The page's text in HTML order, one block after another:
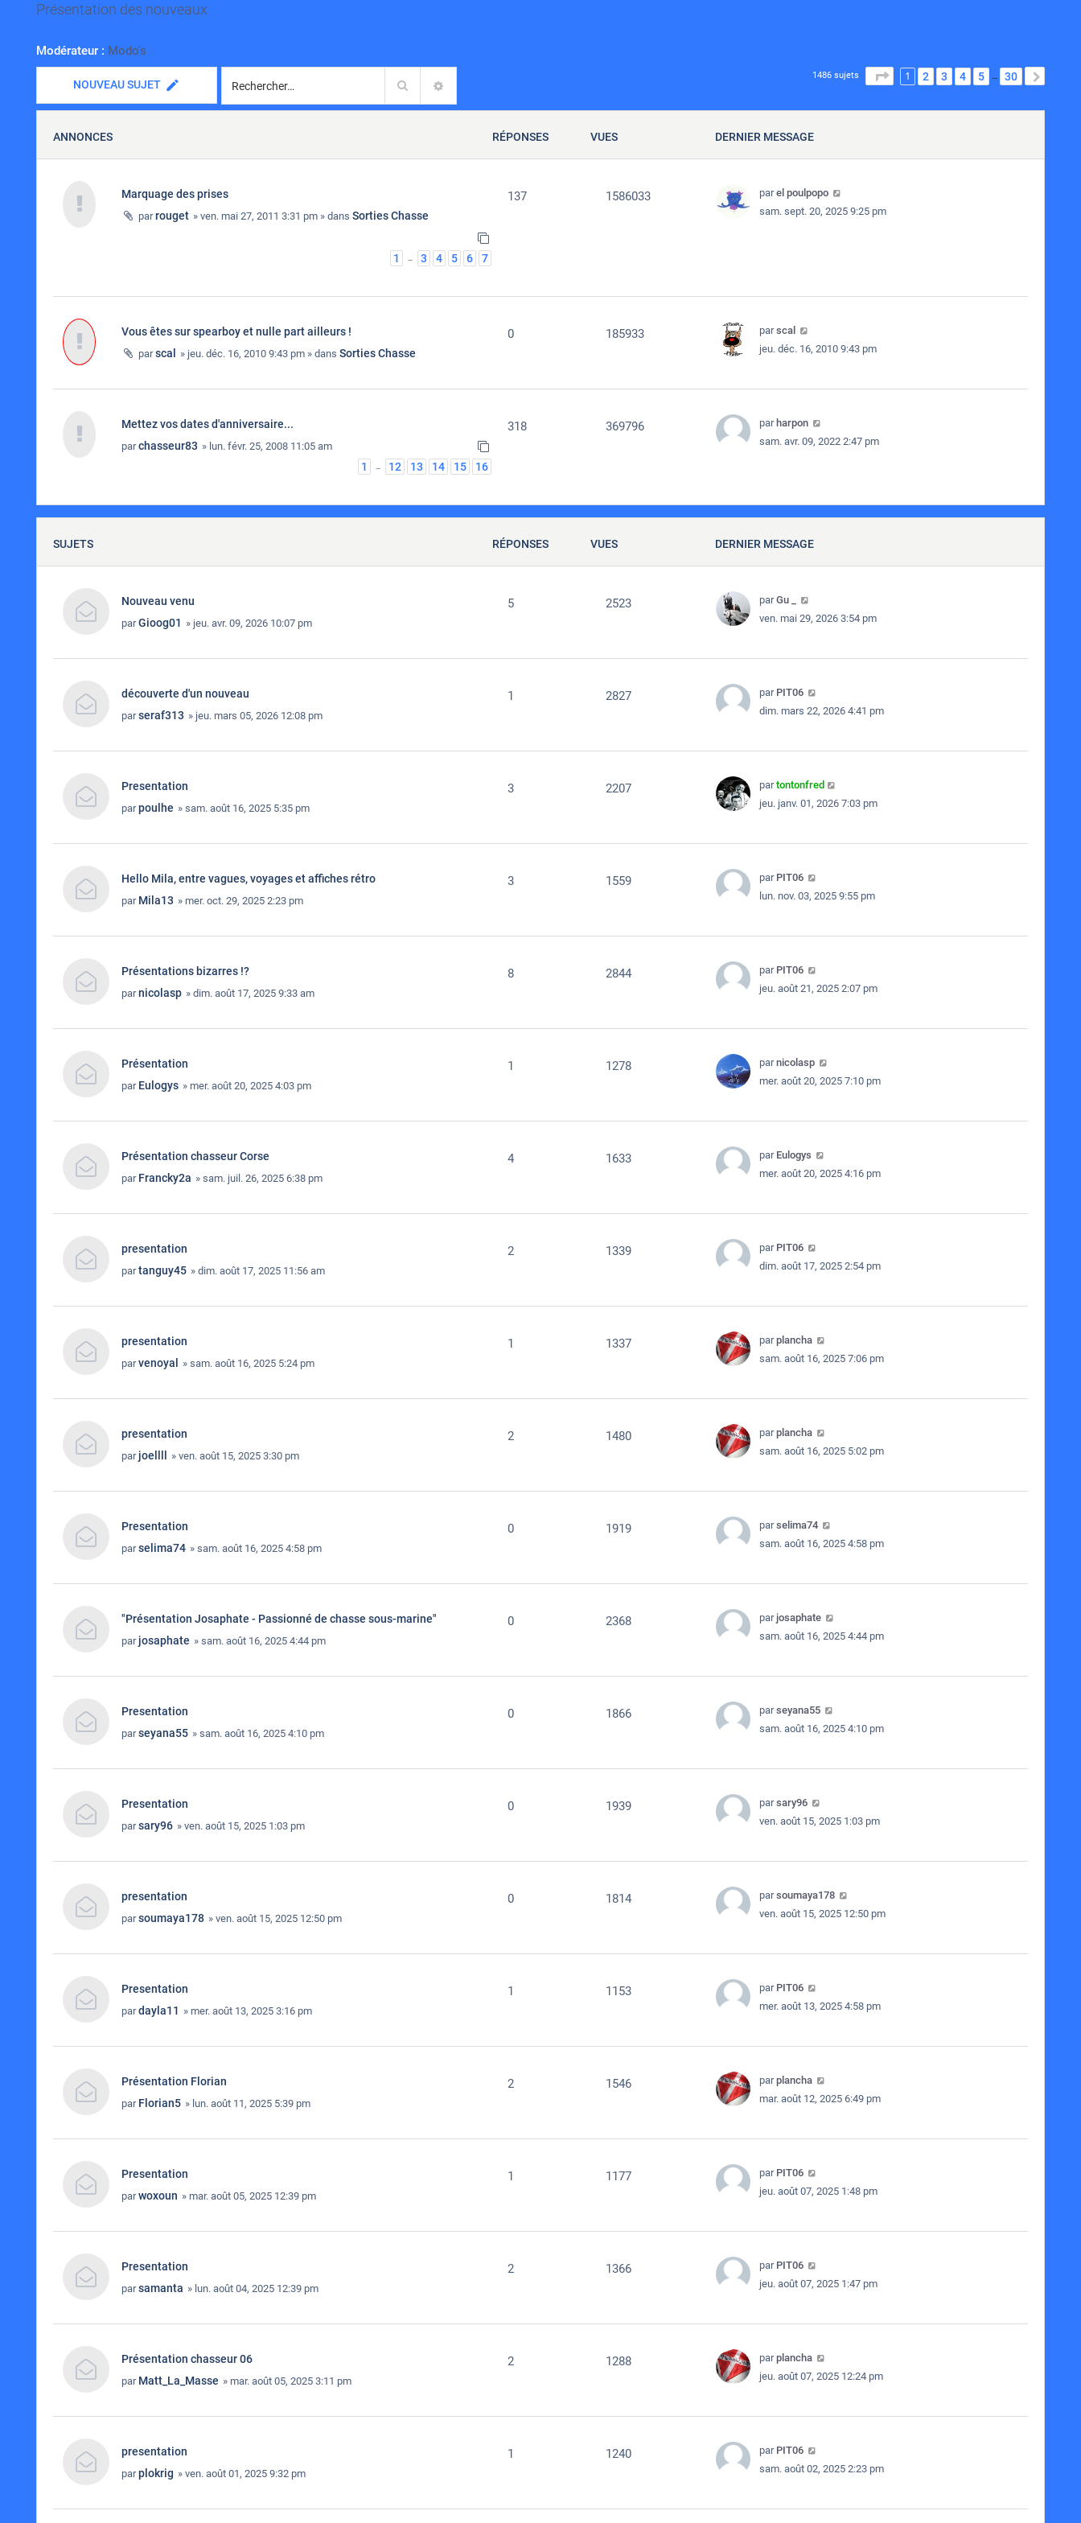
Présentation des nouveaux
Modérateur : Modo's
NOUVEAU SUJET Rechercher
1486 sujets PAGE 1SUR 30
1 2 3 4 5 … 30
ANNONCES RÉPONSES VUES DERNIER MESSAGE
Marquage des prises
parrouget » ven. mai 27, 2011 3:31 pm » dans Sorties Chasse
1 … 3 4 5 6 7
137 1586033 parel poulpopo
sam. sept. 20, 2025 9:25 pm
Vous êtes sur spearboy et nulle part ailleurs !
parscal » jeu. déc. 16, 2010 9:43 pm » dans Sorties Chasse
0 185933 parscal
jeu. déc. 16, 2010 9:43 pm
Mettez vos dates d'anniversaire...
parchasseur83 » lun. févr. 25, 2008 11:05 am
1 … 12 13 14 15 16
318 369796 par harpon
sam. avr. 09, 2022 2:47 pm
SUJETS RÉPONSES VUES DERNIER MESSAGE
Nouveau venu
parGioog01 » jeu. avr. 09, 2026 10:07 pm
5 2523 parGu _
ven. mai 29, 2026 3:54 pm
découverte d'un nouveau
parseraf313 » jeu. mars 05, 2026 12:08 pm
1 2827 par PIT06
dim. mars 22, 2026 4:41 pm
Presentation
parpoulhe » sam. août 16, 2025 5:35 pm
3 2207 partontonfred
jeu. janv. 01, 2026 7:03 pm
Hello Mila, entre vagues, voyages et affiches rétro
par Mila13 » mer. oct. 29, 2025 2:23 pm
3 1559 par PIT06
lun. nov. 03, 2025 9:55 pm
Présentations bizarres !?
parnicolasp » dim. août 17, 2025 9:33 am
8 2844 par PIT06
jeu. août 21, 2025 2:07 pm
Présentation
par Eulogys » mer. août 20, 2025 4:03 pm
1 1278 parnicolasp
mer. août 20, 2025 7:10 pm
Présentation chasseur Corse
par Francky2a » sam. juil. 26, 2025 6:38 pm
4 1633 par Eulogys
mer. août 20, 2025 4:16 pm
presentation
partanguy45 » dim. août 17, 2025 11:56 am
2 1339 par PIT06
dim. août 17, 2025 2:54 pm
presentation
parvenoyal » sam. août 16, 2025 5:24 pm
1 1337 parplancha
sam. août 16, 2025 7:06 pm
presentation
par joellll » ven. août 15, 2025 3:30 pm
2 1480 parplancha
sam. août 16, 2025 5:02 pm
Presentation
parselima74 » sam. août 16, 2025 4:58 pm
0 1919 parselima74
sam. août 16, 2025 4:58 pm
"Présentation Josaphate - Passionné de chasse sous-marine"
par josaphate » sam. août 16, 2025 4:44 pm
0 2368 parjosaphate
sam. août 16, 2025 4:44 pm
Presentation
parseyana55 » sam. août 16, 2025 4:10 pm
0 1866 parseyana55
sam. août 16, 2025 4:10 pm
Presentation
parsary96 » ven. août 15, 2025 1:03 pm
0 1939 parsary96
ven. août 15, 2025 1:03 pm
presentation
parsoumaya178 » ven. août 15, 2025 12:50 pm
0 1814 parsoumaya178
ven. août 15, 2025 12:50 pm
Presentation
pardayla11 » mer. août 13, 2025 3:16 pm
1 1153 par PIT06
mer. août 13, 2025 4:58 pm
Présentation Florian
par Florian5 » lun. août 11, 2025 5:39 pm
2 1546 parplancha
mar. août 12, 2025 6:49 pm
Presentation
parwoxoun » mar. août 05, 2025 12:39 pm
1 1177 par PIT06
jeu. août 07, 2025 1:48 pm
Presentation
parsamanta » lun. août 04, 2025 12:39 pm
2 1366 par PIT06
jeu. août 07, 2025 1:47 pm
Présentation chasseur 06
par Matt_La_Masse » mar. août 05, 2025 3:11 pm
2 1288 parplancha
jeu. août 07, 2025 12:24 pm
presentation
parplokrig » ven. août 01, 2025 9:32 pm
1 1240 par PIT06
sam. août 02, 2025 2:23 pm